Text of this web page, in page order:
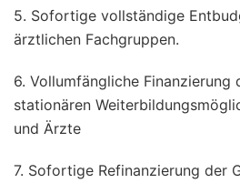
5. Sofortige vollständige
ärztlichen Fachgruppen.
6. Vollumfängliche Finanzierung
stationären
und Ärzte
7. Sofortige Refinanzierung der